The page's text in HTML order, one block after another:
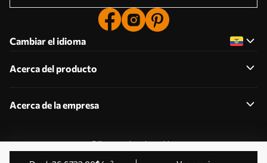
Cambiar el idioma
Acerca del producto
Acerca de la empresa
Editar permisos de cookies
© 2011-2026 Uwalls . Todos los derechos reservados.